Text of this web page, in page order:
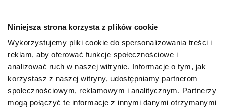
Niniejsza strona korzysta z plików cookie
Wykorzystujemy pliki cookie do spersonalizowania treści i
reklam, aby oferować funkcje społecznościowe i
analizować ruch w naszej witrynie. Informacje o tym, jak
korzystasz z naszej witryny, udostępniamy partnerom
społecznościowym, reklamowym i analitycznym. Partnerzy
mogą połączyć te informacje z innymi danymi otrzymanymi
O!MEGA porady dla Ciebie
PRZECZYTAJ WIĘCEJ